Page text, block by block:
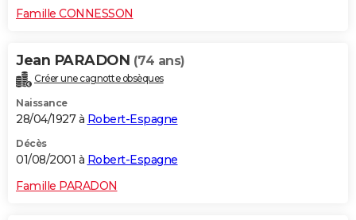
Famille CONNESSON
Jean PARADON (74 ans)
Créer une cagnotte obsèques
Naissance
28/04/1927 à Robert-Espagne
Décès
01/08/2001 à Robert-Espagne
Famille PARADON